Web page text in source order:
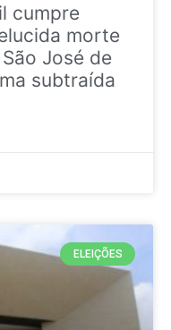
cumpre
morte
José de
subtraída
ELEIÇÕES